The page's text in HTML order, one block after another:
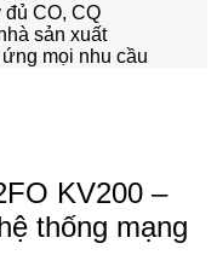
CO, CQ
sản xuất
mọi nhu cầu
KV200 –
thống mạng